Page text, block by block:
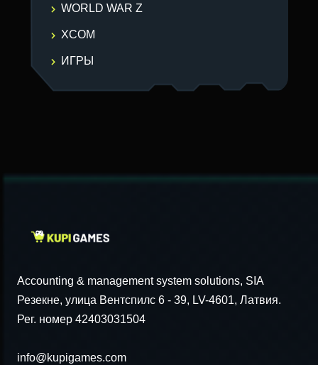
WORLD WAR Z
XCOM
ИГРЫ
Accounting & management system solutions, SIA
Резекне, улица Вентспилс 6 - 39, LV-4601, Латвия.
Рег. номер 42403031504
info@kupigames.com